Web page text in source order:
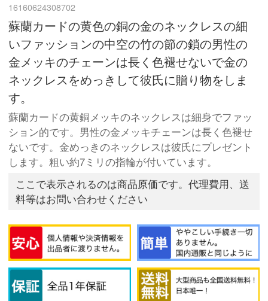
16160624308702
蘇蘭カードの黄色の銅の金のネックレスの細
いファッションの中空の竹の節の鎖の男性の
金メッキのチェーンは長く色褪せないで金の
ネックレスをめっきして彼氏に贈り物をしま
す。
蘇蘭カードの黄銅メッキのネックレスは細身でファッ
ション的です。男性の金メッキチェーンは長く色褪せ
ないです。金めっきのネックレスは彼氏にプレゼント
します。粗い約7ミリの指輪が付いています。
ここで表示されるのは商品原価です。代理費用、送
料等はお問い合わせください